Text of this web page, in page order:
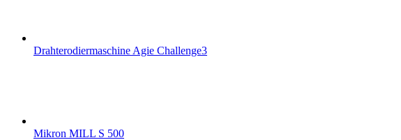
Drahterodiermaschine Agie Challenge3
Mikron MILL S 500